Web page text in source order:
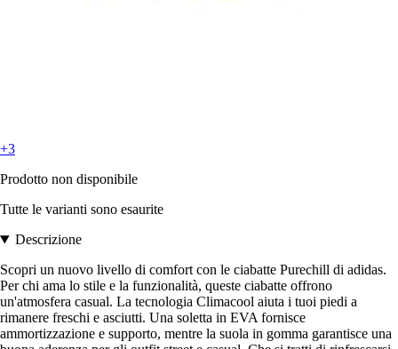
+3
Prodotto non disponibile
Tutte le varianti sono esaurite
Descrizione
Scopri un nuovo livello di comfort con le ciabatte Purechill di adidas.
Per chi ama lo stile e la funzionalità, queste ciabatte offrono
un'atmosfera casual. La tecnologia Climacool aiuta i tuoi piedi a
rimanere freschi e asciutti. Una soletta in EVA fornisce
ammortizzazione e supporto, mentre la suola in gomma garantisce una